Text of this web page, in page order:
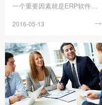
一个重要因素就是ERP软件选
实施失败案例进行分析，有超
属于选型不当所致。
2016-05-13 